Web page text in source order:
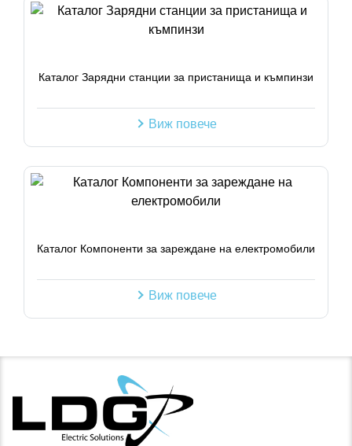
Каталог Зарядни станции за пристанища и къмпинзи
Виж повече
Каталог Компоненти за зареждане на електромобили
Виж повече